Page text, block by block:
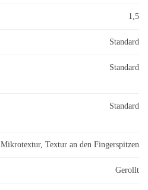
1,5
Standard
Standard
Standard
Mikrotextur, Textur an den Fingerspitzen
Gerollt